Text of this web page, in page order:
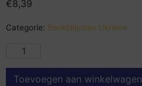
€8,39
Categorie: Bankbiljetten Ukraine
Toevoegen aan winkelwagen